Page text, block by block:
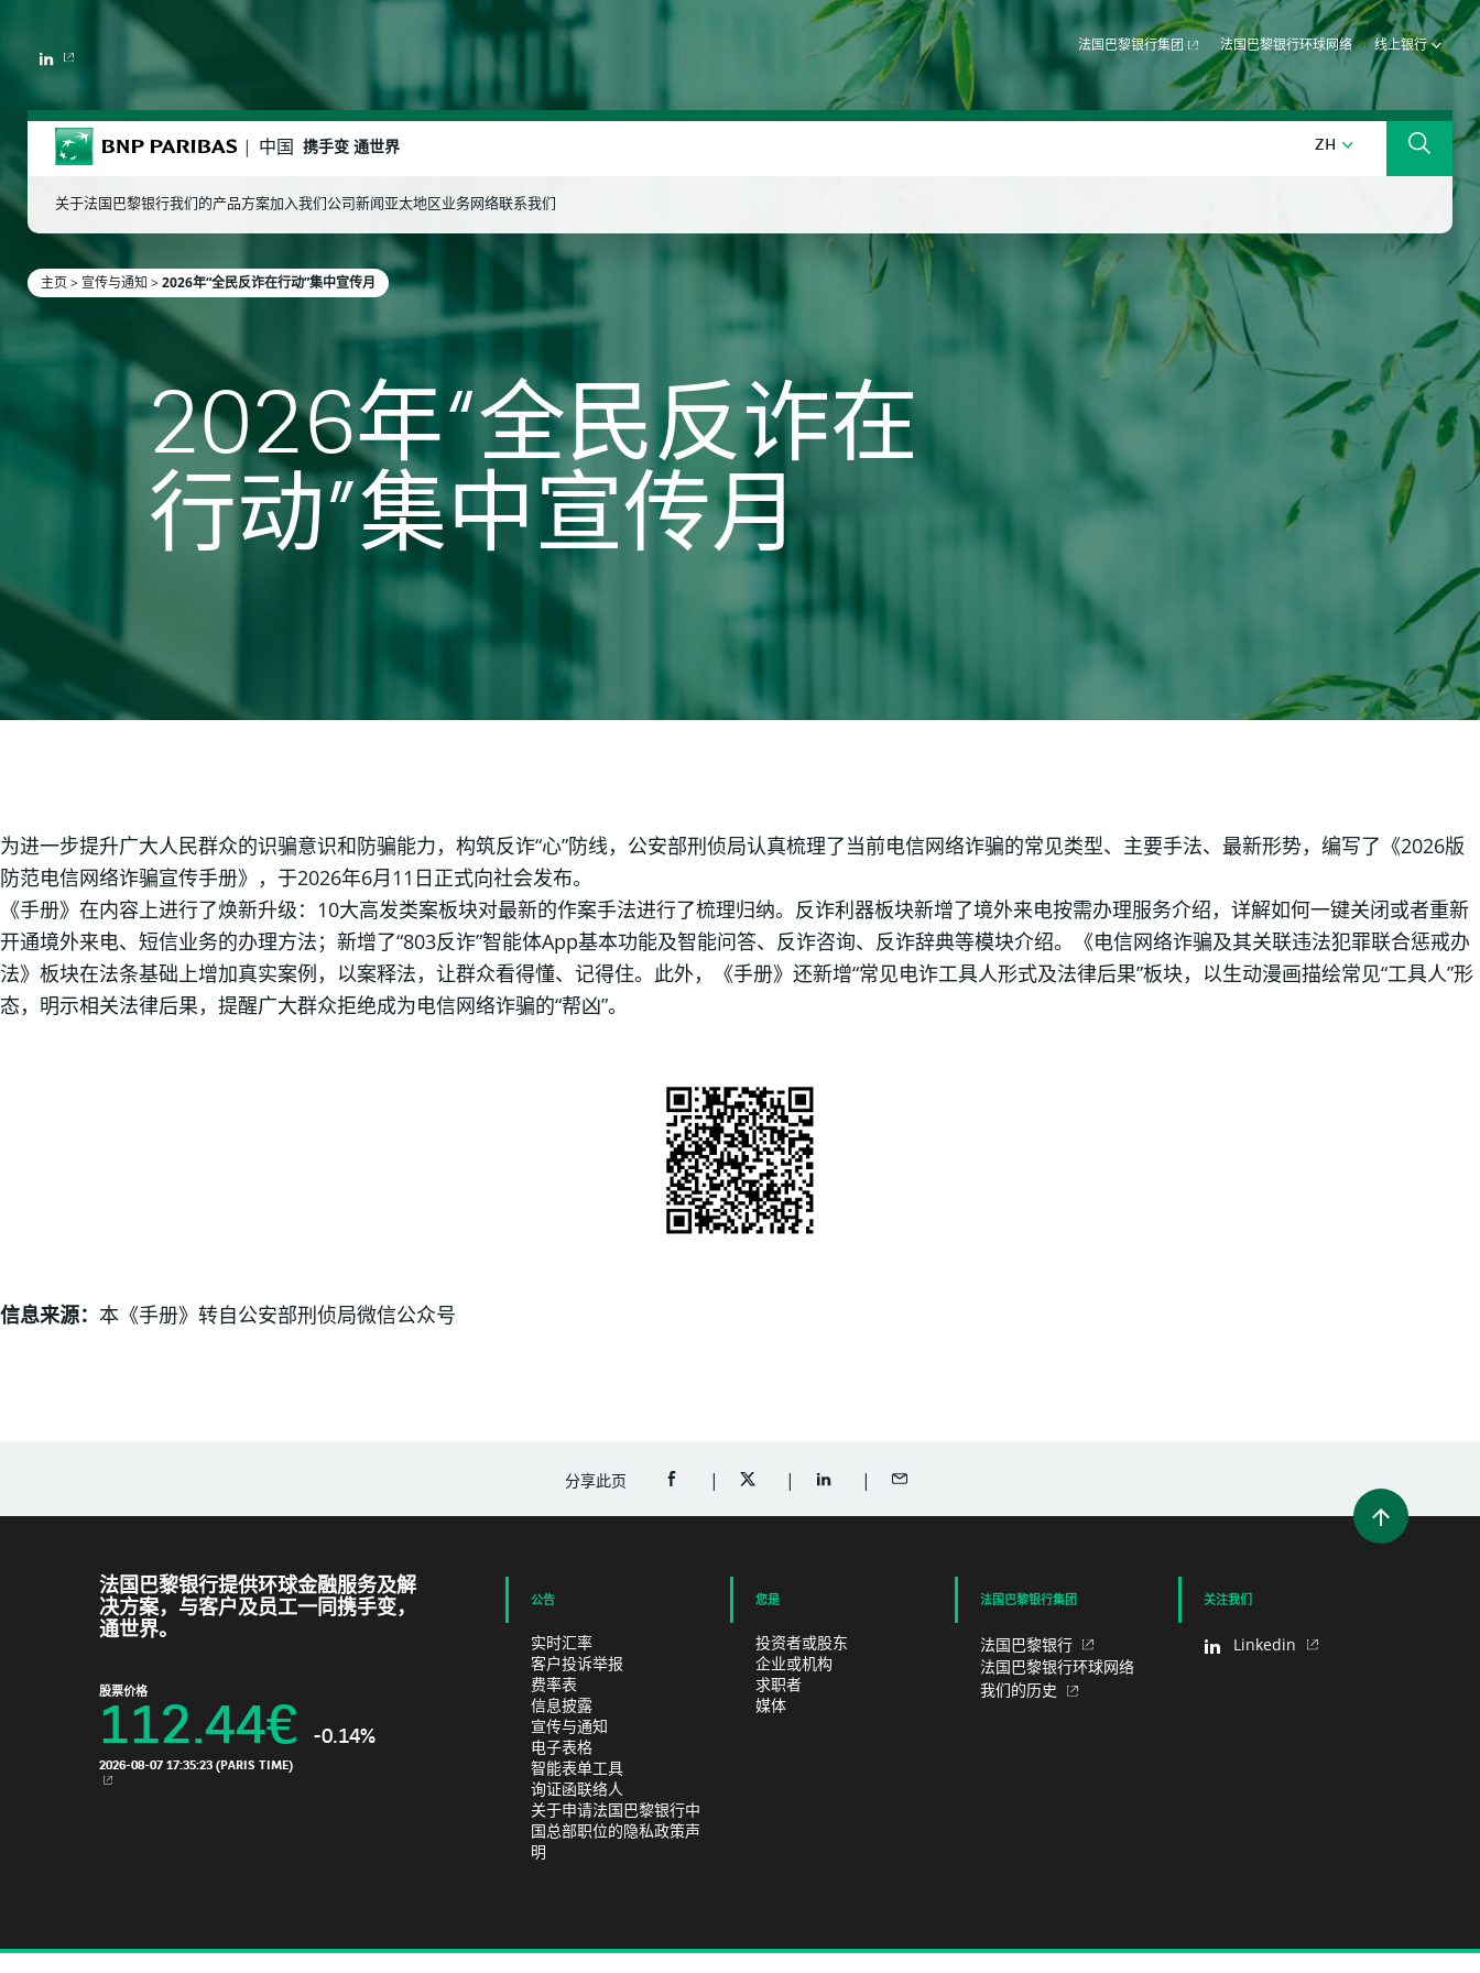
LINKEDIN
法国巴黎银行集团 法国巴黎银行环球网络 线上银行
BNP Paribas 中国 携手变 通世界 ZH 中文 (中国) 搜索
输入字词作搜索
关于法国巴黎银行我们的产品方案加入我们 公司新闻 亚太地区业务网络联系我们
主页> 宣传与通知 >2026年“全民反诈在行动”集中宣传月
2026年“全民反诈在
行动”集中宣传月
为进一步提升广大人民群众的识骗意识和防骗能力，构筑反诈“心”防线，公安部刑侦局认真梳理了当前电信网络诈骗的常见类型、主要手法、最新形势，编写了《2026版
防范电信网络诈骗宣传手册》，于2026年6月11日正式向社会发布。
《手册》在内容上进行了焕新升级：10大高发类案板块对最新的作案手法进行了梳理归纳。反诈利器板块新增了境外来电按需办理服务介绍，详解如何一键关闭或者重新
开通境外来电、短信业务的办理方法；新增了“803反诈”智能体App基本功能及智能问答、反诈咨询、反诈辞典等模块介绍。《电信网络诈骗及其关联违法犯罪联合惩戒办
法》板块在法条基础上增加真实案例，以案释法，让群众看得懂、记得住。此外，《手册》还新增“常见电诈工具人形式及法律后果”板块，以生动漫画描绘常见“工具人”形
态，明示相关法律后果，提醒广大群众拒绝成为电信网络诈骗的“帮凶”。
信息来源： 本《手册》转自公安部刑侦局微信公众号
分享此页 分享至FACEBOOK（开启新视窗）
分享至TWITTER（开启新视窗）
分享至LINKEDIN（开启新视窗）
以电邮分享
法国巴黎银行提供环球金融服务及解
决方案，与客户及员工一同携手变，
通世界。
股票价格
112.44€ -0.14%
2026-08-07 17:35:23 (PARIS TIME)
新视窗
公告
实时汇率
客户投诉举报
费率表
信息披露
宣传与通知
电子表格
智能表单工具
询证函联络人
关于申请法国巴黎银行中
国总部职位的隐私政策声
明
您是
投资者或股东
企业或机构
求职者
媒体
法国巴黎银行集团
法国巴黎银行
法国巴黎银行环球网络
我们的历史
关注我们
Linkedin